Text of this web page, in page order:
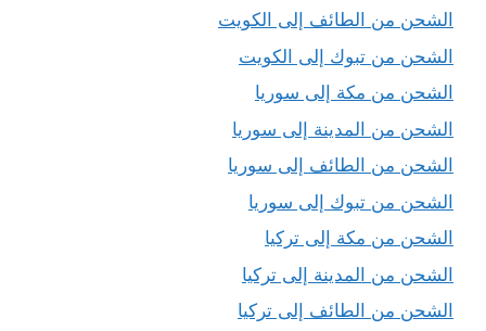
الشحن من الطائف إلى الكويت
الشحن من تبوك إلى الكويت
الشحن من مكة إلى سوريا
الشحن من المدينة إلى سوريا
الشحن من الطائف إلى سوريا
الشحن من تبوك إلى سوريا
الشحن من مكة إلى تركيا
الشحن من المدينة إلى تركيا
الشحن من الطائف إلى تركيا